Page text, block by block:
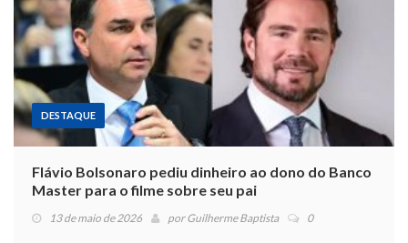
DESTAQUE
Flávio Bolsonaro pediu dinheiro ao dono do Banco
Master para o filme sobre seu pai
13 de maio de 2026 porGuilherme Baptista 0